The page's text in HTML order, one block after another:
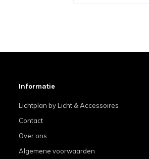
Informatie
Lichtplan by Licht & Accessoires
Contact
Over ons
Algemene voorwaarden